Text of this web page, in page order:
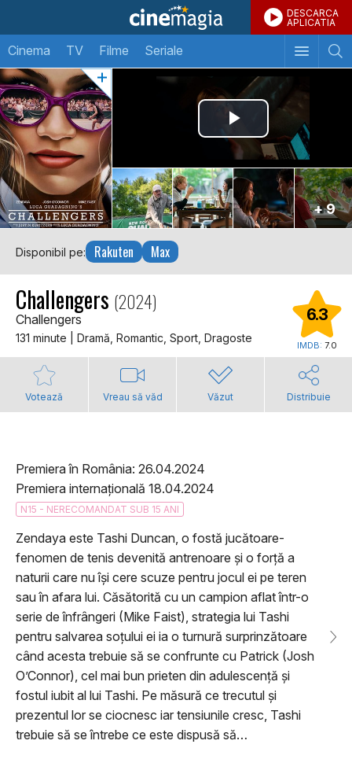
DESCARCA
APLICATIA
Cinema TV Filme Seriale
+ 9
Disponibil pe: Rakuten Max
Challengers (2024)
Challengers
131 minute | Dramă, Romantic, Sport, Dragoste
6.3
IMDB: 7.0
Votează Vreau să văd Văzut Distribuie
Premiera în România: 26.04.2024
Premiera internațională 18.04.2024
N15 - NERECOMANDAT SUB 15 ANI
Zendaya este Tashi Duncan, o fostă jucătoare-
fenomen de tenis devenită antrenoare și o forță a
naturii care nu își cere scuze pentru jocul ei pe teren
sau în afara lui. Căsătorită cu un campion aflat într-o
serie de înfrângeri (Mike Faist), strategia lui Tashi
pentru salvarea soțului ei ia o turnură surprinzătoare
când acesta trebuie să se confrunte cu Patrick (Josh
O’Connor), cel mai bun prieten din adulescență și
fostul iubit al lui Tashi. Pe măsură ce trecutul și
prezentul lor se ciocnesc iar tensiunile cresc, Tashi
trebuie să se întrebe ce este dispusă să…